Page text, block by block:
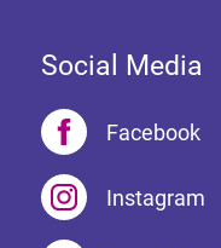
Social Media
Facebook
Instagram